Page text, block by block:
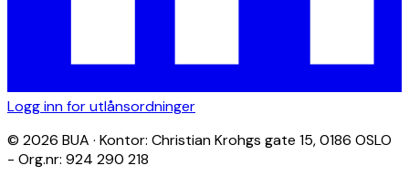
Logg inn for utlånsordninger
© 2026 BUA · Kontor: Christian Krohgs gate 15, 0186 OSLO
- Org.nr: 924 290 218